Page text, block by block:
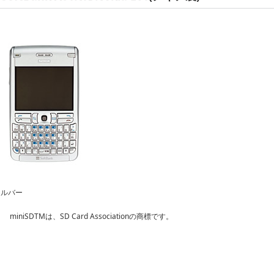
バー
miniSDTMは、SD Card Associationの商標です。